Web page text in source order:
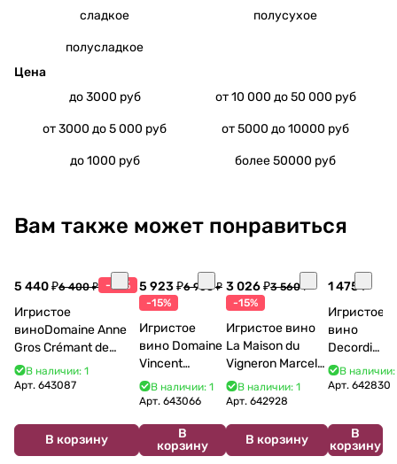
сладкое полусухое
полусладкое
Цена
до 3000 руб
от 10 000 до 50 000 руб
от 3000 до 5 000 руб от 5000 до 10000 руб
до 1000 руб более 50000 руб
Вам также может понравиться
5 440 ₽6 400 ₽ -15%
Игристое
виноDomaine Anne
Gros Crémant de
Bourgogne La Fun en
Bulles Chardonnay et
В наличии: 1
Арт. 643087
В корзину
5 923 ₽6 968 ₽
-15%
Игристое
вино Domaine
Vincent
Bouzereau
Crémant de
В наличии: 1
Арт. 643066
В
корзину
3 026 ₽3 560 ₽
-15%
Игристое вино
La Maison du
Vigneron Marcel
Cabelier Cremant
du Jura
В наличии: 1
Арт.642928
В корзину
1 475 ₽
Игристое
вино
Decordi
Costa Blu
Brut 750
В наличии:
Арт. 642830
В
корзину